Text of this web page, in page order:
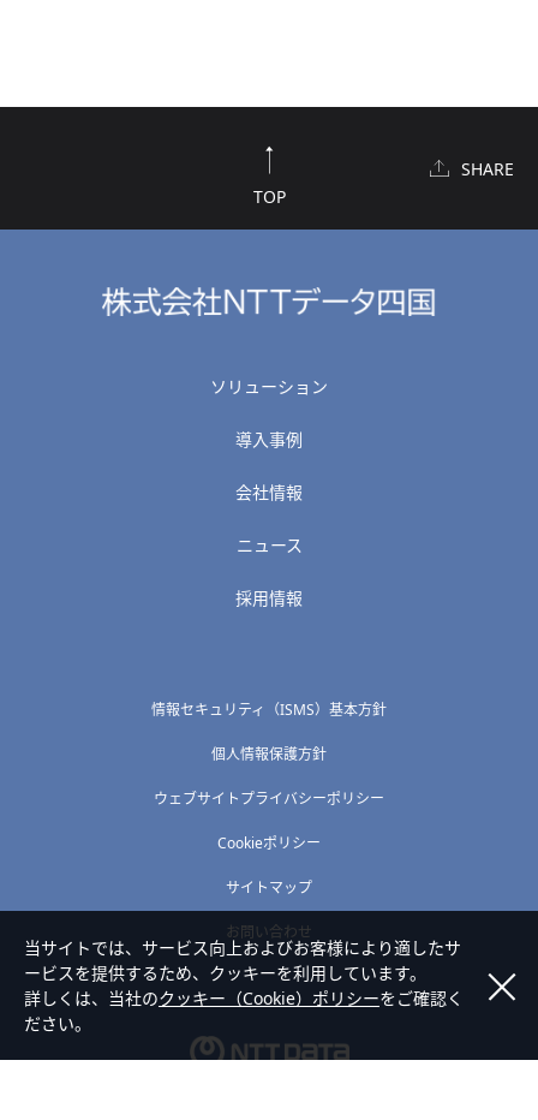
TOP
SHARE
ソリューション
導入事例
会社情報
ニュース
採用情報
情報セキュリティ（ISMS）基本方針
個人情報保護方針
ウェブサイトプライバシーポリシー
Cookieポリシー
サイトマップ
お問い合わせ
当サイトでは、サービス向上およびお客様により適したサ
ービスを提供するため、クッキーを利用しています。
詳しくは、当社のクッキー（Cookie）ポリシーをご確認く
ださい。